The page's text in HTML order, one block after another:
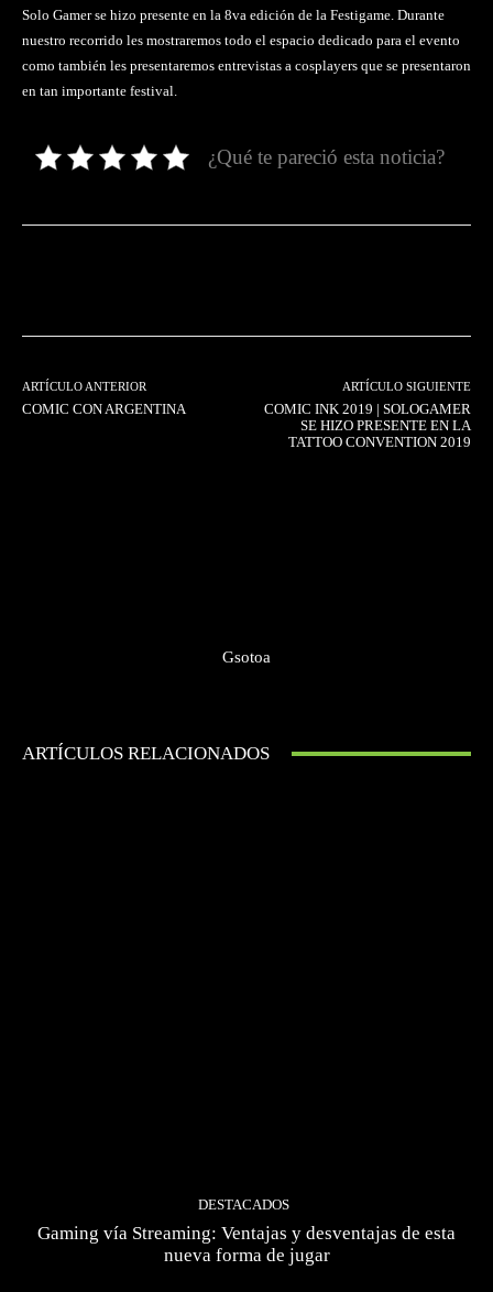
Solo Gamer se hizo presente en la 8va edición de la Festigame. Durante
nuestro recorrido les mostraremos todo el espacio dedicado para el evento
como también les presentaremos entrevistas a cosplayers que se presentaron
en tan importante festival.
¿Qué te pareció esta noticia?
ARTÍCULO ANTERIOR
COMIC CON ARGENTINA
ARTÍCULO SIGUIENTE
COMIC INK 2019 | SOLOGAMER
SE HIZO PRESENTE EN LA
TATTOO CONVENTION 2019
Gsotoa
ARTÍCULOS RELACIONADOS
DESTACADOS
Gaming vía Streaming: Ventajas y desventajas de esta
nueva forma de jugar